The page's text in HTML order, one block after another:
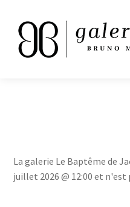
La galerie Le Baptême de
juillet 2026 @ 12:00 et n'est